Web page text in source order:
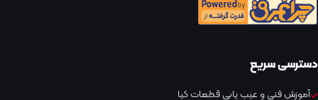
دسترسی سریع
آموزش فنی و عیب یابی قطعات کیا